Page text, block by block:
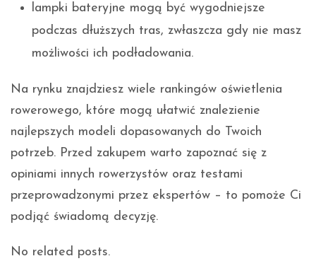
lampki bateryjne mogą być wygodniejsze
podczas dłuższych tras, zwłaszcza gdy nie masz
możliwości ich podładowania.
Na rynku znajdziesz wiele rankingów oświetlenia
rowerowego, które mogą ułatwić znalezienie
najlepszych modeli dopasowanych do Twoich
potrzeb. Przed zakupem warto zapoznać się z
opiniami innych rowerzystów oraz testami
przeprowadzonymi przez ekspertów – to pomoże Ci
podjąć świadomą decyzję.
No related posts.